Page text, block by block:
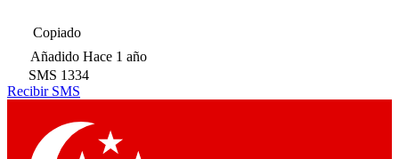
Copiado
Añadido Hace 1 año
SMS 1334
Recibir SMS